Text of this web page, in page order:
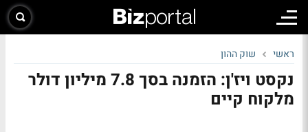
ראשי שוק ההון
נקסט ויז'ן: הזמנה בסך 7.8 מיליון דולר
מלקוח קיים